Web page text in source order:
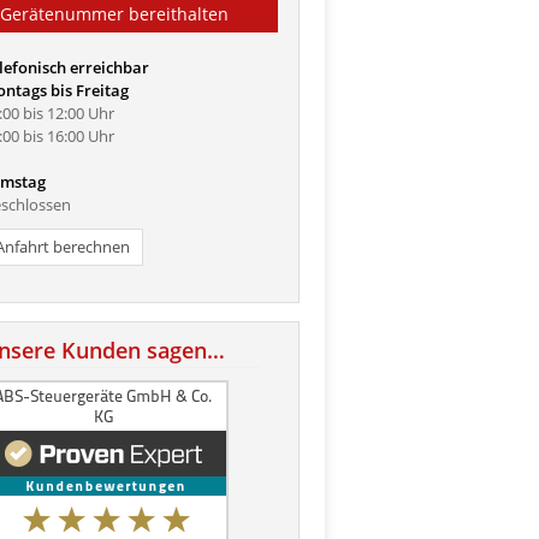
Gerätenummer bereithalten
erreichbar
bis Freitag
bis 12:00 Uhr
bis 16:00 Uhr
berechnen
Kunden sagen…